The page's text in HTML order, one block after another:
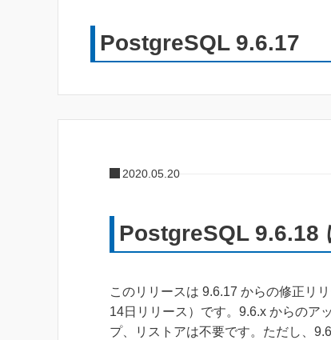
PostgreSQL 9.6.17
2020.05.20
PostgreSQL 9.6.18
このリリースは 9.6.17 からの修正リ
14日リリース）です。9.6.x からのア
プ、リストアは不要です。ただし、